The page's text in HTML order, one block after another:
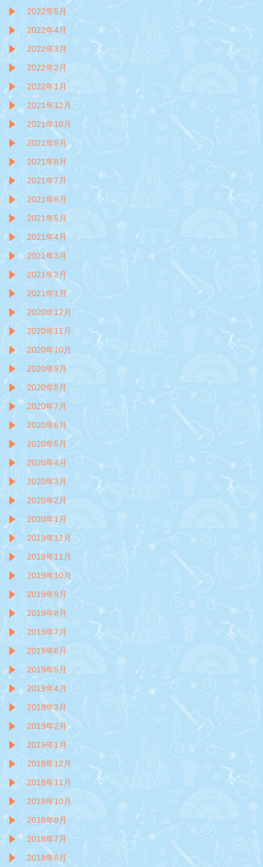
2022年5月
2022年4月
2022年3月
2022年2月
2022年1月
2021年12月
2021年10月
2021年9月
2021年8月
2021年7月
2021年6月
2021年5月
2021年4月
2021年3月
2021年2月
2021年1月
2020年12月
2020年11月
2020年10月
2020年9月
2020年8月
2020年7月
2020年6月
2020年5月
2020年4月
2020年3月
2020年2月
2020年1月
2019年12月
2019年11月
2019年10月
2019年9月
2019年8月
2019年7月
2019年6月
2019年5月
2019年4月
2019年3月
2019年2月
2019年1月
2018年12月
2018年11月
2018年10月
2018年8月
2018年7月
2018年6月